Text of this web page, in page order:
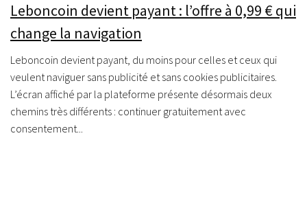
Leboncoin devient payant : l’offre à 0,99 € qui
change la navigation
Leboncoin devient payant, du moins pour celles et ceux qui
veulent naviguer sans publicité et sans cookies publicitaires.
L’écran affiché par la plateforme présente désormais deux
chemins très différents : continuer gratuitement avec
consentement...